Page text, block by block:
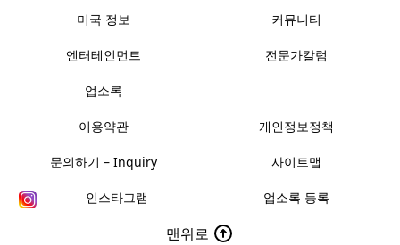
미국 정보 커뮤니티
엔터테인먼트 전문가칼럼
업소록
이용약관 개인정보정책
문의하기 – Inquiry 사이트맵
인스타그램 업소록 등록
맨위로